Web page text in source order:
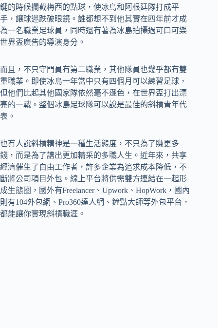
鍵的時候攔截梅西的點球，使冰島和阿根廷隊打成平
手，讓球迷跌破眼鏡。誰都想不到他其實在四年前才成
為一名職業足球員，同時還有著為冰島拍攝過可口可樂
世界盃廣告的導演身分。
而且，不只守門員有第二職業，其他隊員也幾乎都有雙
重職業。即使冰島一年當中只有四個月可以練習足球，
但他們比起其他國家隊依然毫不遜色，在世界盃打出漂
亮的一戰。整個冰島足球隊可以說是最佳的斜槓青年代
表。
也有人說斜槓精神是一種生活態度，不只為了賺更多
錢，而是為了譜出更加精采的多職人生。近年來，共享
經濟催生了自由工作者，許多企業為追求成本降低，不
斷將公司項目外包。線上平台將供需雙方連結在一起形
成生態圈，國外有Freelancer、Upwork、HopWork，國內
則有104外包網、Pro360達人網、鐘點大師等外包平台，
都能讓你實現斜槓職涯。